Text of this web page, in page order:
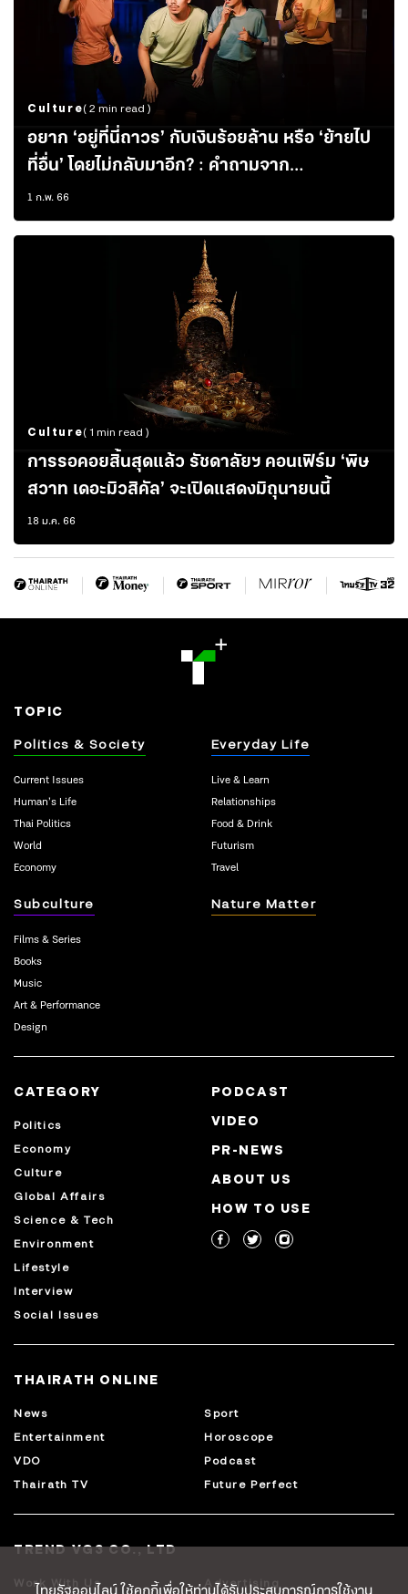
Culture( 2 min read )
อยาก ‘อยู่ที่นี่ถาวร’ กับเงินร้อยล้าน หรือ ‘ย้ายไป
ที่อื่น’ โดยไม่กลับมาอีก? : คำถามจาก
‘สมปรารถนา’ ละครเวทีของ Scarlette
Theatre
1 ก.พ. 66
Culture( 1 min read )
การรอคอยสิ้นสุดแล้ว รัชดาลัยฯ คอนเฟิร์ม ‘พิษ
สวาท เดอะมิวสิคัล’ จะเปิดแสดงมิถุนายนนี้
18 ม.ค. 66
TOPIC
Politics & Society
Current Issues
Human’s Life
Thai Politics
World
Economy
Everyday Life
Live & Learn
Relationships
Food & Drink
Futurism
Travel
Subculture
Films & Series
Books
Music
Art & Performance
Design
Nature Matter
CATEGORY
Politics
Economy
Culture
Global Affairs
Science & Tech
Environment
Lifestyle
Interview
Social Issues
PODCAST
VIDEO
PR-NEWS
ABOUT US
HOW TO USE
THAIRATH ONLINE
News
Sport
Entertainment
Horoscope
VDO
Podcast
Thairath TV
Future Perfect
TREND VG3 CO., LTD
Work With Us Advertising